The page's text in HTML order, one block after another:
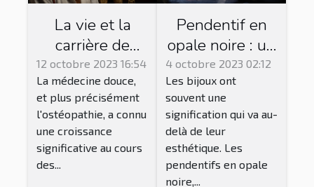
La vie et la
carrière de
Jean-Baptiste
Rochard,
ostéopathe
reconnu à La
Rochelle
12 octobre 2023 16:54
La médecine douce,
et plus précisément
l'ostéopathie, a connu
une croissance
significative au cours
des...
Pendentif en
opale noire : un
bijou de bien-
être
énergétique ?
4 octobre 2023 02:12
Les bijoux ont
souvent une
signification qui va au-
delà de leur
esthétique. Les
pendentifs en opale
noire,...